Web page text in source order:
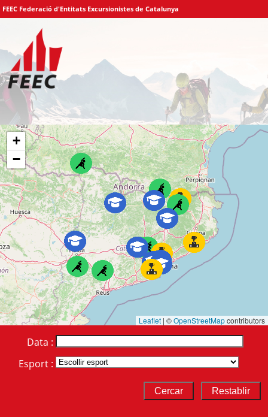
FEEC Federació d'Entitats Excursionistes de Catalunya
+
−
Leaflet | ©OpenStreetMapcontributors
Data :
Esport :